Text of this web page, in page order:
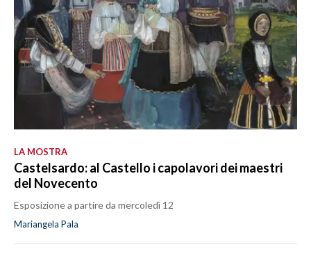
LA MOSTRA
Castelsardo: al Castello i capolavori dei maestri
del Novecento
Esposizione a partire da mercoledì 12
Mariangela Pala